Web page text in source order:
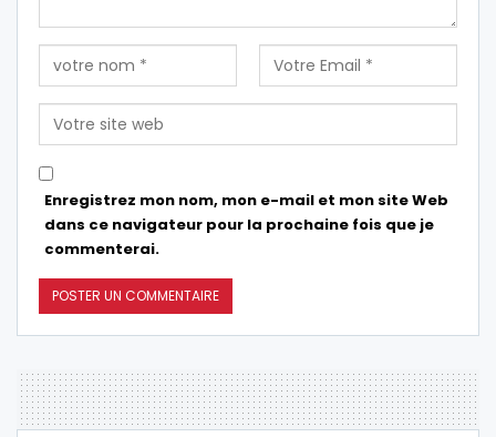
Enregistrez mon nom, mon e-mail et mon site Web
dans ce navigateur pour la prochaine fois que je
commenterai.